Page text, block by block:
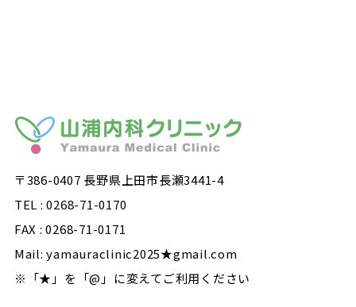
〒386-0407 長野県上田市長瀬3441-4
TEL : 0268-71-0170
FAX : 0268-71-0171
Mail: yamauraclinic2025★gmail.com
※「★」を「@」に変えてご利用ください